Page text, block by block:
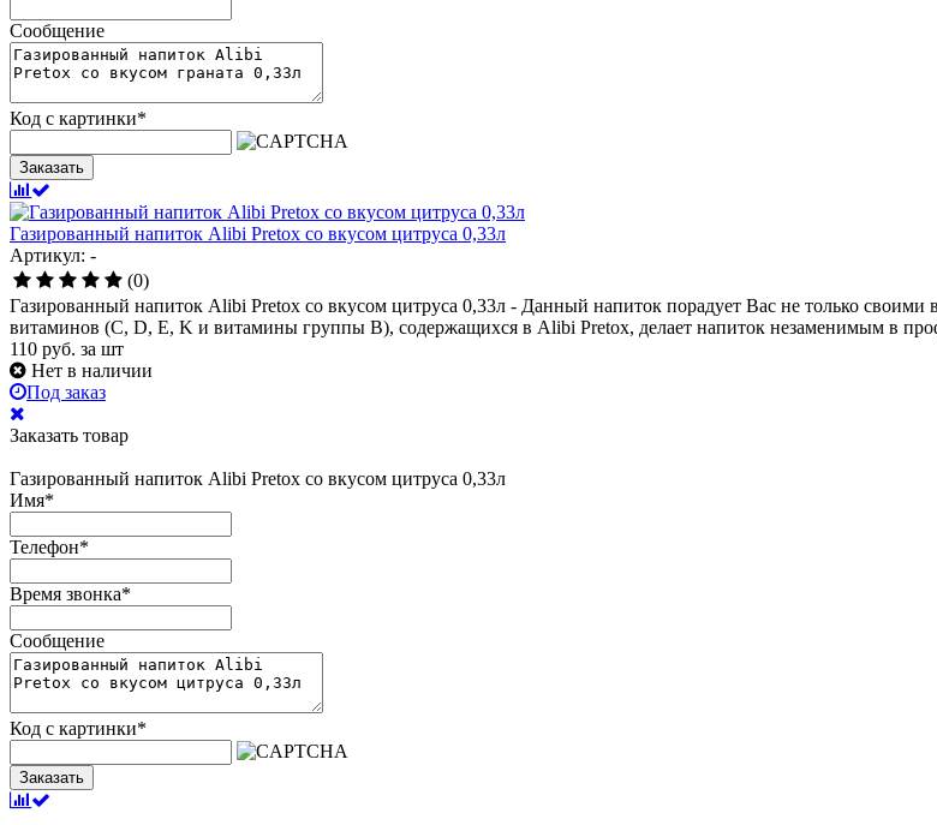
Сообщение
Код с картинки*
Заказать
Газированный напиток Alibi Pretox со вкусом цитруса 0,33л
Артикул: -
(0)
Газированный напиток Alibi Pretox со вкусом цитруса 0,33л - Данный напиток порадует Вас не только
витаминов (С, D, E, K и витамины группы В), содержащихся в Alibi Pretox, делает напиток незаменимым в
110 руб. за шт
Нет в наличии
Под заказ
Заказать товар
Газированный напиток Alibi Pretox со вкусом цитруса 0,33л
Имя*
Телефон*
Время звонка*
Сообщение
Код с картинки*
Заказать